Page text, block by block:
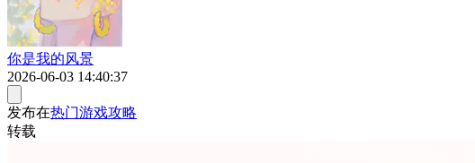
你是我的风景
2026-06-03 14:40:37
发布在热门游戏攻略
转载